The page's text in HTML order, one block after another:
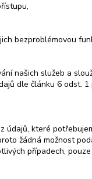
bezproblémovou
našich služeb a
dle článku 6 odst. 1
údajů, které
žádná možnost
případech,